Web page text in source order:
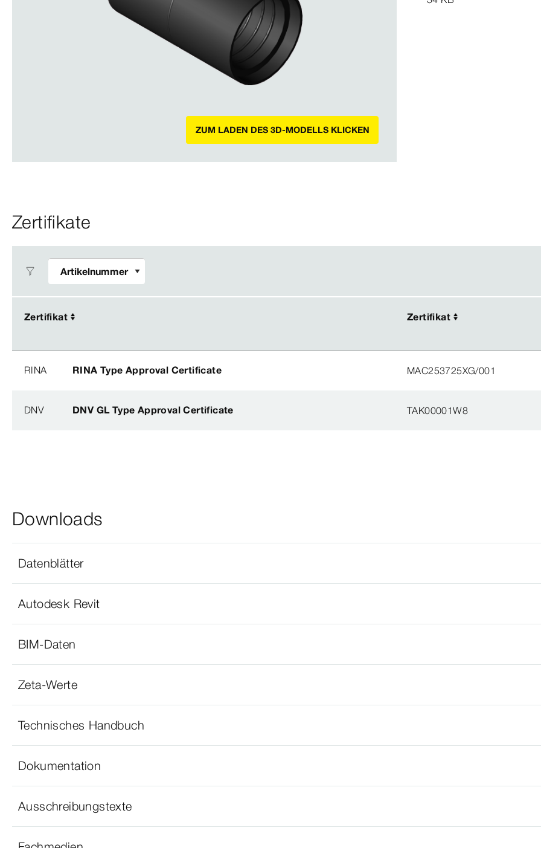
ZUM LADEN DES 3D-MODELLS KLICKEN
Zertifikate
Zertifikat Zertifikat
Zertifikat Zertifikat
RINA RINA Type Approval Certificate MAC253725XG/001
DNV DNV GL Type Approval Certificate TAK00001W8
Downloads
Datenblätter
Autodesk Revit
BIM-Daten
Zeta-Werte
Technisches Handbuch
Dokumentation
Ausschreibungstexte